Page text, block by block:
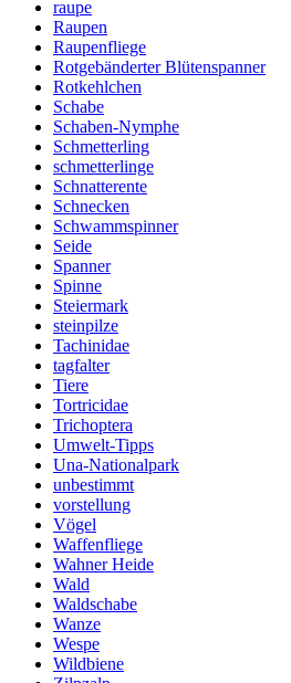
raupe
Raupen
Raupenfliege
Rotgebänderter Blütenspanner
Rotkehlchen
Schabe
Schaben-Nymphe
Schmetterling
schmetterlinge
Schnatterente
Schnecken
Schwammspinner
Seide
Spanner
Spinne
Steiermark
steinpilze
Tachinidae
tagfalter
Tiere
Tortricidae
Trichoptera
Umwelt-Tipps
Una-Nationalpark
unbestimmt
vorstellung
Vögel
Waffenfliege
Wahner Heide
Wald
Waldschabe
Wanze
Wespe
Wildbiene